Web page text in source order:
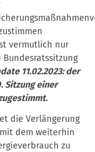
vermutlich nur
11.02.2023: der
Sitzung einer
die Verlängerung
dem weiterhin
zu